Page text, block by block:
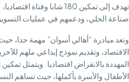
تهدف إلى تمكين 180 شابا
صناعة الحلي، ودعمهم في عمليات التسويق
وتعد مبادرة “أهالي أسوان” مهمة جدا،
الاقتصاد، وتقديم نموذج إبداعي ملهم
المهددة بالانقراض اقتصاديا. ويتمثل